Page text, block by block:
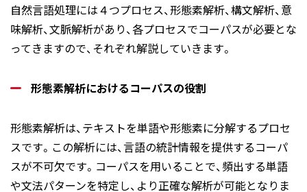
自然言語処理には４つプロセス、形態素解析、構文解析、意
味解析、文脈解析があり、各プロセスでコーパスが必要とな
ってきますので、それぞれ解説していきます。
形態素解析におけるコーパスの役割
形態素解析は、テキストを単語や形態素に分解するプロセ
スです。この解析には、言語の統計情報を提供するコーパ
スが不可欠です。コーパスを用いることで、頻出する単語
や文法パターンを特定し、より正確な解析が可能となりま